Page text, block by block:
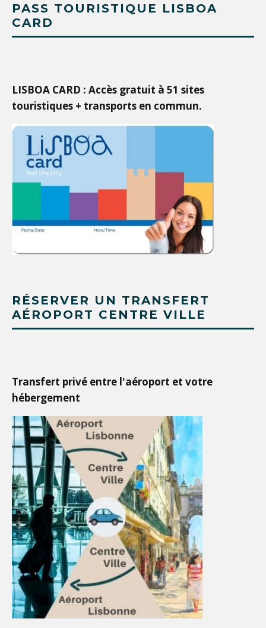
PASS TOURISTIQUE LISBOA
CARD
LISBOA CARD : Accès gratuit à 51 sites
touristiques + transports en commun.
RÉSERVER UN TRANSFERT
AÉROPORT CENTRE VILLE
Transfert privé entre l'aéroport et votre
hébergement